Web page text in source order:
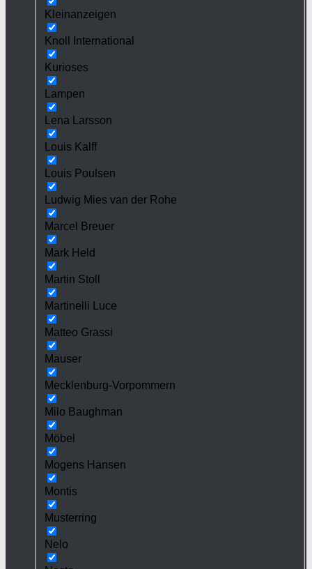
Kleinanzeigen
Knoll International
Kurioses
Lampen
Lena Larsson
Louis Kalff
Louis Poulsen
Ludwig Mies van der Rohe
Marcel Breuer
Mark Held
Martin Stoll
Martinelli Luce
Matteo Grassi
Mauser
Mecklenburg-Vorpommern
Milo Baughman
Möbel
Mogens Hansen
Montis
Musterring
Nelo